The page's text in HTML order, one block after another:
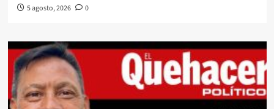
5 agosto, 2026 0